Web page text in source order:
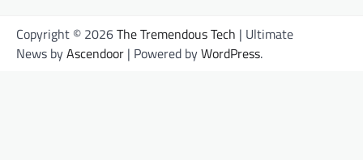
Copyright © 2026The Tremendous Tech | Ultimate
News byAscendoor | Powered byWordPress.